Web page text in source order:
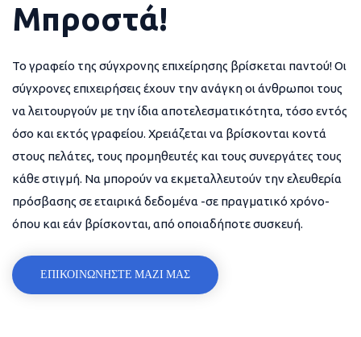
Μπροστά!
Το γραφείο της σύγχρονης επιχείρησης βρίσκεται παντού! Οι
σύγχρονες επιχειρήσεις έχουν την ανάγκη οι άνθρωποι τους
να λειτουργούν με την ίδια αποτελεσματικότητα, τόσο εντός
όσο και εκτός γραφείου. Χρειάζεται να βρίσκονται κοντά
στους πελάτες, τους προμηθευτές και τους συνεργάτες τους
κάθε στιγμή. Να μπορούν να εκμεταλλευτούν την ελευθερία
πρόσβασης σε εταιρικά δεδομένα -σε πραγματικό χρόνο-
όπου και εάν βρίσκονται, από οποιαδήποτε συσκευή.
ΕΠΙΚΟΙΝΩΝΗΣΤΕ ΜΑΖΙ ΜΑΣ